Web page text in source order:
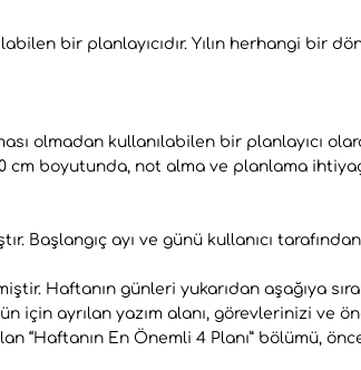
bir planlayıcıdır. Yılın herhangi bir
olmadan kullanılabilen bir planlayıcı
cm boyutunda, not alma ve planlama
Başlangıç ayı ve günü kullanıcı tarafından
Haftanın günleri yukarıdan aşağıya
için ayrılan yazım alanı, görevlerinizi ve
“Haftanın En Önemli 4 Planı” bölümü,